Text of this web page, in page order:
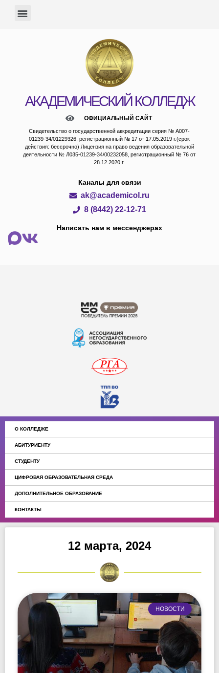
АКАДЕМИЧЕСКИЙ КОЛЛЕДЖ
ОФИЦИАЛЬНЫЙ САЙТ
Свидетельство о государственной аккредитации серия № А007-
01239-34/01229326, регистрационный № 17 от 17.05.2019 г.(срок
действия: бессрочно) Лицензия на право ведения образовательной
деятельности № Л035-01239-34/00232058, регистрационный № 76 от
28.12.2020 г.
Каналы для связи
ak@academicol.ru
8 (8442) 22-12-71
Написать нам в мессенджерах
О КОЛЛЕДЖЕ
АБИТУРИЕНТУ
СТУДЕНТУ
ЦИФРОВАЯ ОБРАЗОВАТЕЛЬНАЯ СРЕДА
ДОПОЛНИТЕЛЬНОЕ ОБРАЗОВАНИЕ
КОНТАКТЫ
12 марта, 2024
НОВОСТИ